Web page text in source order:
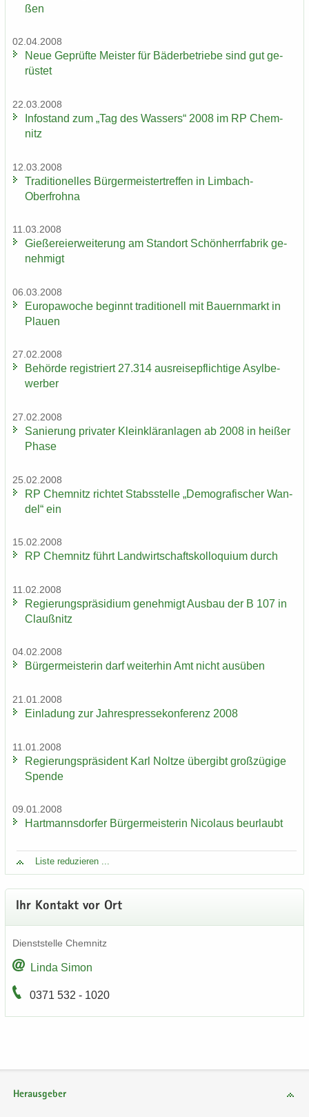
ßen
02.04.2008
Neue Ge­prüf­te Meis­ter für Bä­der­be­trie­be sind gut ge­
rüs­tet
22.03.2008
In­fo­stand zum „Tag des Was­sers“ 2008 im RP Chem­
nitz
12.03.2008
Tra­di­tio­nel­les Bür­ger­meis­ter­tref­fen in Limbach-​
Oberfrohna
11.03.2008
Gie­ße­rei­er­wei­te­rung am Stand­ort Schön­herr­fa­brik ge­
neh­migt
06.03.2008
Eu­ro­pa­wo­che be­ginnt tra­di­tio­nell mit Bau­ern­markt in
Plau­en
27.02.2008
Be­hör­de re­gis­triert 27.314 aus­rei­se­pflich­ti­ge Asyl­be­
wer­ber
27.02.2008
Sa­nie­rung pri­va­ter Klein­klär­an­la­gen ab 2008 in hei­ßer
Phase
25.02.2008
RP Chem­nitz rich­tet Stabs­stel­le „De­mo­gra­fi­scher Wan­
del“ ein
15.02.2008
RP Chem­nitz führt Land­wirt­schafts­kol­lo­qui­um durch
11.02.2008
Re­gie­rungs­prä­si­di­um ge­neh­migt Aus­bau der B 107 in
Clau­ß­nitz
04.02.2008
Bür­ger­meis­te­rin darf wei­ter­hin Amt nicht aus­üben
21.01.2008
Ein­la­dung zur Jah­res­pres­se­kon­fe­renz 2008
11.01.2008
Re­gie­rungs­prä­si­dent Karl Nolt­ze über­gibt groß­zü­gi­ge
Spen­de
09.01.2008
Hart­manns­dor­fer Bür­ger­meis­te­rin Ni­co­laus be­ur­laubt
Liste re­du­zie­ren ...
Ihr Kon­takt vor Ort
Dienst­stel­le Chem­nitz
Linda Simon
0371 532 - 1020
Herausgeber